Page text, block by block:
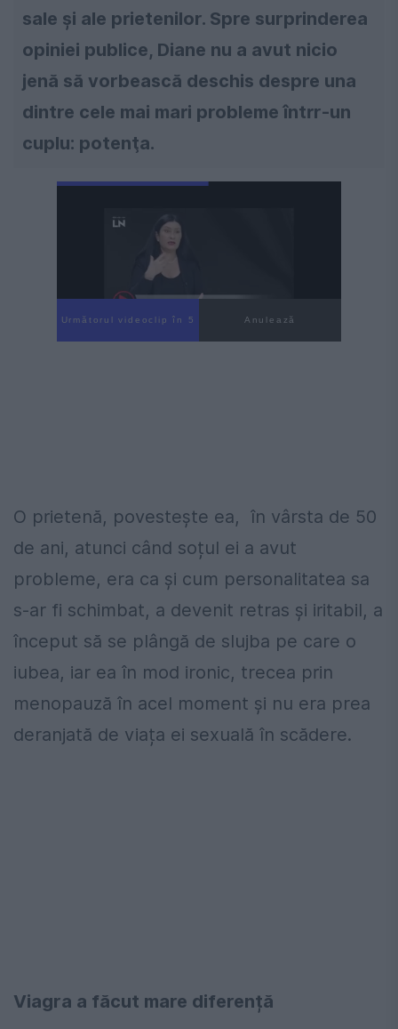
sale şi ale prietenilor. Spre surprinderea
opiniei publice, Diane nu a avut nicio
jenă să vorbească deschis despre una
dintre cele mai mari probleme întrr-un
cuplu: potenţa.
Următorul videoclip în 3 Anulează
O prietenă, povesteşte ea, în vârsta de 50
de ani, atunci când soțul ei a avut
probleme, era ca și cum personalitatea sa
s-ar fi schimbat, a devenit retras și iritabil, a
început să se plângă de slujba pe care o
iubea, iar ea în mod ironic, trecea prin
menopauză în acel moment și nu era prea
deranjată de viața ei sexuală în scădere.
Viagra a făcut mare diferență